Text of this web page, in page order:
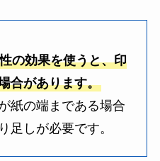
の効果を使うと、印
合があります。
紙の端まである場合
足しが必要です。